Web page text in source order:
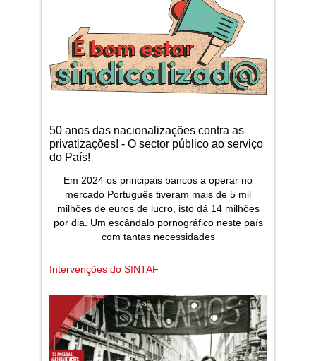
50 anos das nacionalizações contra as
privatizações! - O sector público ao serviço
do País!
Em 2024 os principais bancos a operar no
mercado Português tiveram mais de 5 mil
milhões de euros de lucro, isto dá 14 milhões
por dia. Um escândalo pornográfico neste país
com tantas necessidades
Intervenções do SINTAF